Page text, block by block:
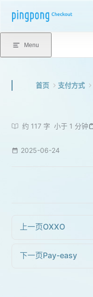
Skip to content
Menu
首页 支付方式
约 117 字 小于 1 分钟
2025-06-24
上一页OXXO
下一页Pay-easy